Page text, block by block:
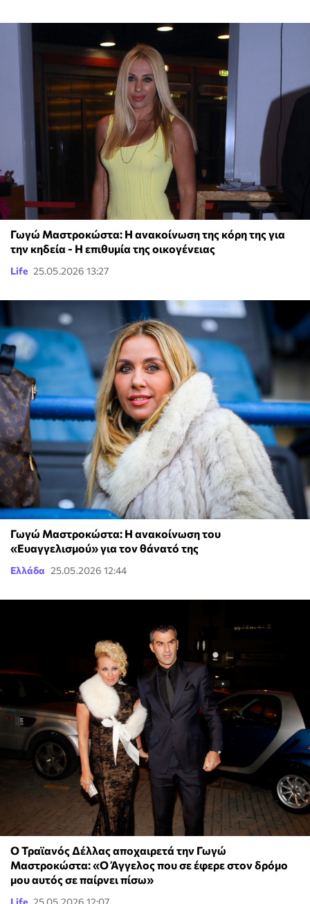
Γωγώ Μαστροκώστα: Η ανακοίνωση της κόρη της για
την κηδεία - Η επιθυμία της οικογένειας
Life 25.05.2026 13:27
Γωγώ Μαστροκώστα: Η ανακοίνωση του
«Ευαγγελισμού» για τον θάνατό της
Ελλάδα 25.05.2026 12:44
Ο Τραϊανός Δέλλας αποχαιρετά την Γωγώ
Μαστροκώστα: «Ο Άγγελος που σε έφερε στον δρόμο
μου αυτός σε παίρνει πίσω»
Life 25.05.2026 12:07